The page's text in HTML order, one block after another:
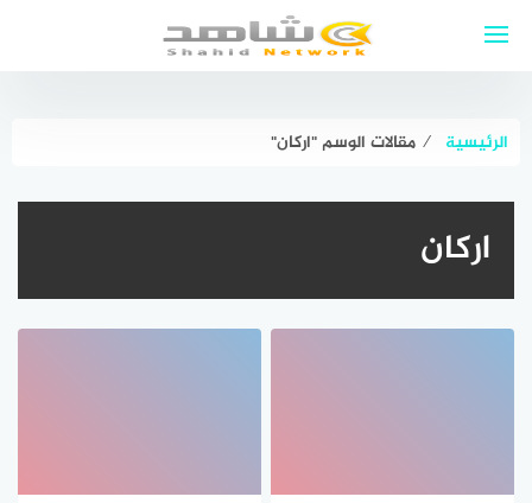
الرئيسية ⁄ مقالات الوسم "اركان"
اركان